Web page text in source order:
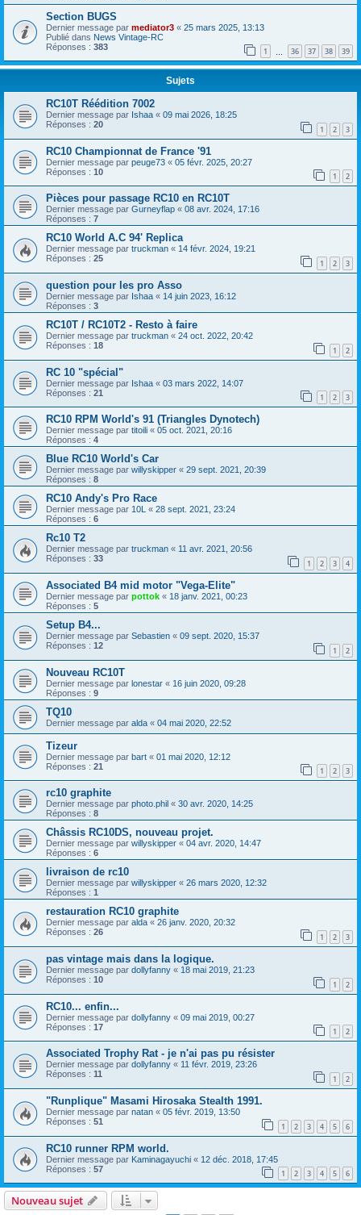
Section BUGS
Dernier message par mediator3 « 25 mars 2025, 13:13
Publié dans News Vintage-RC
Réponses : 383 1 36 37 38 39
Sujets
RC10T Réédition 7002
Dernier message par Ishaa « 09 mai 2026, 18:25
Réponses : 20 1 2 3
RC10 Championnat de France '91
Dernier message par peuge73 « 05 févr. 2025, 20:27
Réponses : 10 1 2
Pièces pour passage RC10 en RC10T
Dernier message par Gurneyflap « 08 avr. 2024, 17:16
Réponses : 7
RC10 World A.C 94' Replica
Dernier message par truckman « 14 févr. 2024, 19:21
Réponses : 25 1 2 3
question pour les pro Asso
Dernier message par Ishaa « 14 juin 2023, 16:12
Réponses : 3
RC10T / RC10T2 - Resto à faire
Dernier message par truckman « 24 oct. 2022, 20:42
Réponses : 18 1 2
RC 10 "spécial"
Dernier message par Ishaa « 03 mars 2022, 14:07
Réponses : 21 1 2 3
RC10 RPM World's 91 (Triangles Dynotech)
Dernier message par titoili « 05 oct. 2021, 20:16
Réponses : 4
Blue RC10 World's Car
Dernier message par willyskipper « 29 sept. 2021, 20:39
Réponses : 8
RC10 Andy's Pro Race
Dernier message par 10L « 28 sept. 2021, 23:24
Réponses : 6
Rc10 T2
Dernier message par truckman « 11 avr. 2021, 20:56
Réponses : 33 1 2 3 4
Associated B4 mid motor "Vega-Elite"
Dernier message par pottok « 18 janv. 2021, 00:23
Réponses : 5
Setup B4...
Dernier message par Sebastien « 09 sept. 2020, 15:37
Réponses : 12 1 2
Nouveau RC10T
Dernier message par lonestar « 16 juin 2020, 09:28
Réponses : 9
TQ10
Dernier message par alda « 04 mai 2020, 22:52
Tizeur
Dernier message par bart « 01 mai 2020, 12:12
Réponses : 21 1 2 3
rc10 graphite
Dernier message par photo.phil « 30 avr. 2020, 14:25
Réponses : 8
Châssis RC10DS, nouveau projet.
Dernier message par willyskipper « 04 avr. 2020, 14:47
Réponses : 6
livraison de rc10
Dernier message par willyskipper « 26 mars 2020, 12:32
Réponses : 1
restauration RC10 graphite
Dernier message par alda « 26 janv. 2020, 20:32
Réponses : 26 1 2 3
pas vintage mais dans la logique.
Dernier message par dollyfanny « 18 mai 2019, 21:23
Réponses : 10 1 2
RC10... enfin...
Dernier message par dollyfanny « 09 mai 2019, 00:27
Réponses : 17 1 2
Associated Trophy Rat - je n'ai pas pu résister
Dernier message par dollyfanny « 11 févr. 2019, 23:26
Réponses : 11 1 2
"Runplique" Masami Hirosaka Stealth 1991.
Dernier message par natan « 05 févr. 2019, 13:50
Réponses : 51 1 2 3 4 5 6
RC10 runner RPM world.
Dernier message par Kaminagayuchi « 12 déc. 2018, 17:45
Réponses : 57 1 2 3 4 5 6
Nouveau sujet